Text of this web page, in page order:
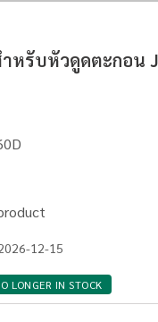
หรับหัวดูดตะกอน
12-15
LONGER IN STOCK